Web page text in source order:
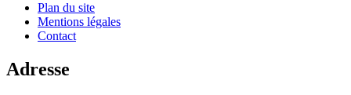
Plan du site
Mentions légales
Contact
Adresse